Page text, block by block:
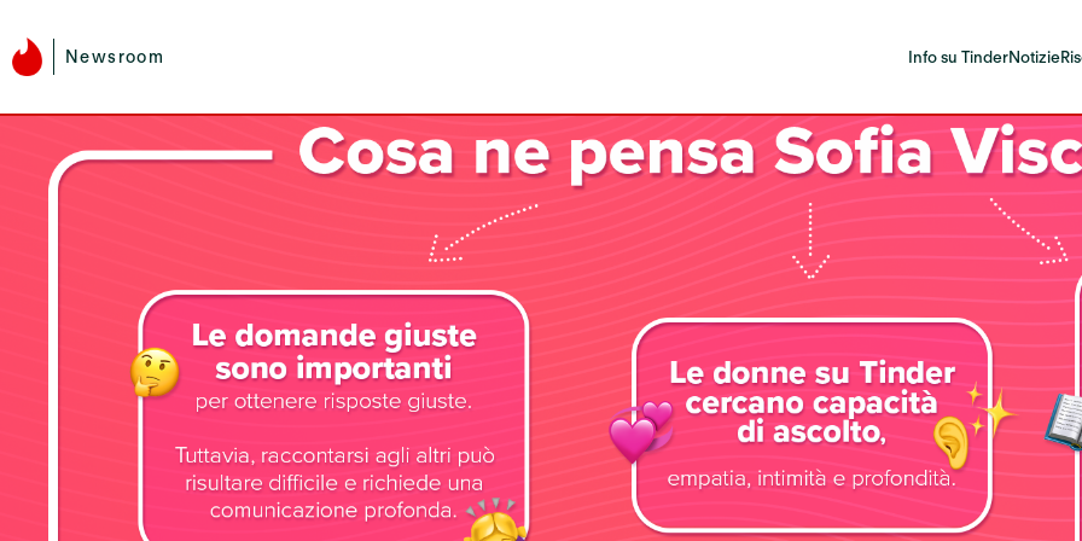
Newsroom Info su TinderNotizie